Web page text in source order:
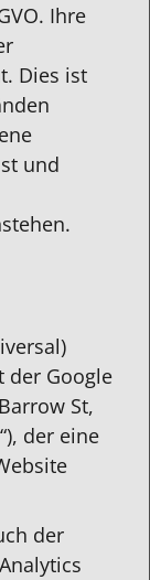
Ihre
Dies ist
und
der Google
St,
der eine
der